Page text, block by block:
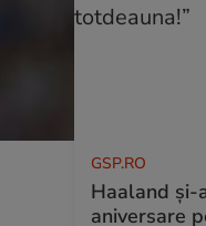
GSP.RO
Haaland
aniversare